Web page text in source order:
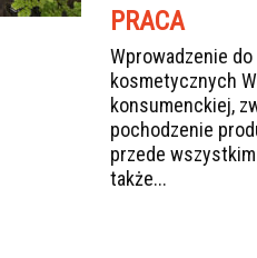
PRACA
Wprowadzenie
kosmetycznych
konsumenckiej,
pochodzenie
przede
także...